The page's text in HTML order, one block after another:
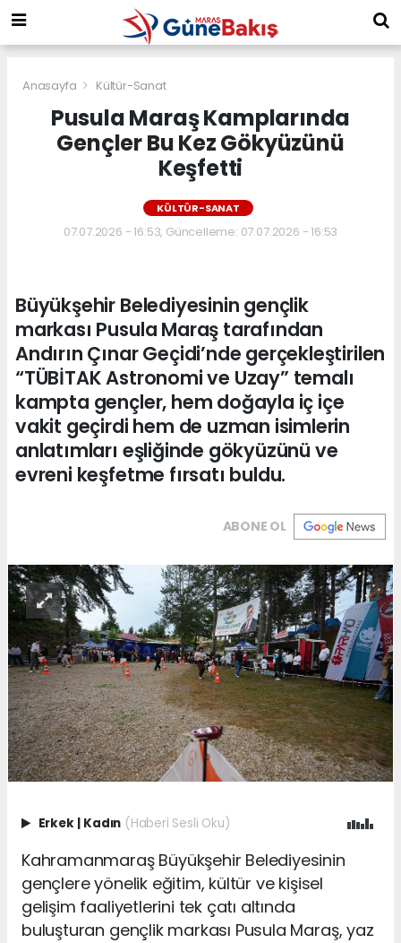
Anasayfa Kültür-Sanat
Pusula Maraş Kamplarında
Gençler Bu Kez Gökyüzünü
Keşfetti
KÜLTÜR-SANAT
07.07.2026 - 16:53, Güncelleme: 07.07.2026 - 16:53
Büyükşehir Belediyesinin gençlik
markası Pusula Maraş tarafından
Andırın Çınar Geçidi’nde gerçekleştirilen
“TÜBİTAK Astronomi ve Uzay” temalı
kampta gençler, hem doğayla iç içe
vakit geçirdi hem de uzman isimlerin
anlatımları eşliğinde gökyüzünü ve
evreni keşfetme fırsatı buldu.
ABONE OL
Erkek | Kadın (Haberi Sesli Oku)
Kahramanmaraş Büyükşehir Belediyesinin
gençlere yönelik eğitim, kültür ve kişisel
gelişim faaliyetlerini tek çatı altında
buluşturan gençlik markası Pusula Maraş, yaz